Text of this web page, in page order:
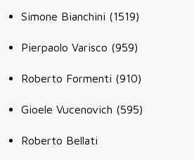
Simone Bianchini (1519)
Pierpaolo Varisco (959)
Roberto Formenti (910)
Gioele Vucenovich (595)
Roberto Bellati